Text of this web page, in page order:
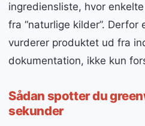
ingrediensliste, hvor
fra “naturlige kilder”.
vurderer produktet ud fra
dokumentation, ikke kun
Sådan spotter du
sekunder